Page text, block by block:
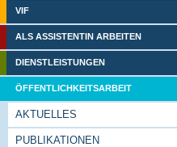
VIF
ALS ASSISTENTIN ARBEITEN
DIENSTLEISTUNGEN
ÖFFENTLICHKEITSARBEIT
AKTUELLES
PUBLIKATIONEN